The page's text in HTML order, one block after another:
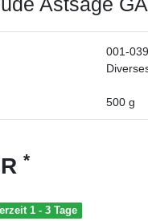
001-
500 g
*
1 - 3 Tage